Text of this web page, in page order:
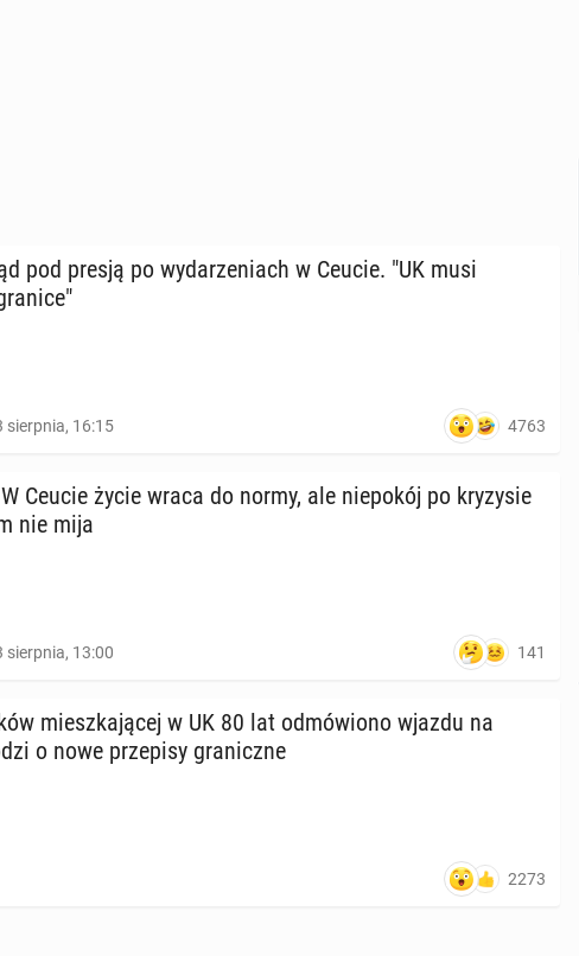
pod presją po wy­da­rze­niach w Ceucie. "UK musi
sierpnia, 16:15 4763
Ceucie życie wraca do normy, ale nie­po­kój po kry­zy­sie
nie mija
sierpnia, 13:00 141
miesz­ka­ją­cej w UK 80 lat od­mó­wio­no wjazdu na
o nowe prze­pi­sy gra­nicz­ne
2273